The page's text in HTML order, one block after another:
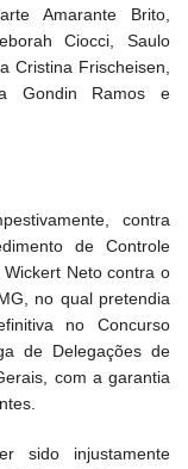
Amarante Brito,
Ciocci, Saulo
Cristina Frischeisen,
Gondin Ramos e
contra
de Controle
Neto contra o
no qual pretendia
no Concurso
de Delegações de
com a garantia
sido injustamente